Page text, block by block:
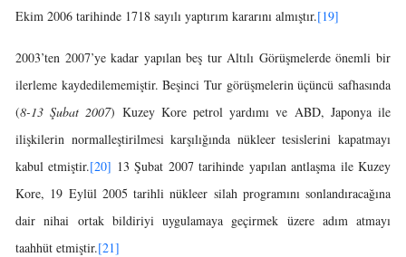
Ekim 2006 tarihinde 1718 sayılı yaptırım kararını almıştır.[19]
2003’ten 2007’ye kadar yapılan beş tur Altılı Görüşmelerde önemli bir
ilerleme kaydedilememiştir. Beşinci Tur görüşmelerin üçüncü safhasında
(8-13 Şubat 2007) Kuzey Kore petrol yardımı ve ABD, Japonya ile
ilişkilerin normalleştirilmesi karşılığında nükleer tesislerini kapatmayı
kabul etmiştir.[20] 13 Şubat 2007 tarihinde yapılan antlaşma ile Kuzey
Kore, 19 Eylül 2005 tarihli nükleer silah programını sonlandıracağına
dair nihai ortak bildiriyi uygulamaya geçirmek üzere adım atmayı
taahhüt etmiştir.[21]